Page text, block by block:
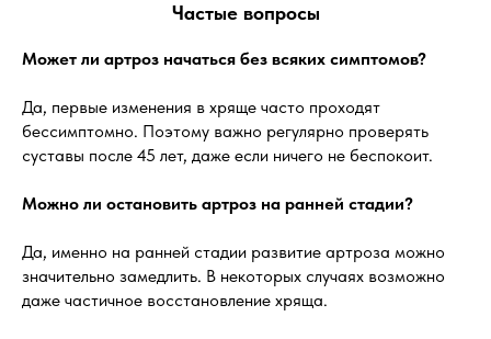
Частые вопросы
Может ли артроз начаться без всяких симптомов?
Да, первые изменения в хряще часто проходят
бессимптомно. Поэтому важно регулярно проверять
суставы после 45 лет, даже если ничего не беспокоит.
Можно ли остановить артроз на ранней стадии?
Да, именно на ранней стадии развитие артроза можно
значительно замедлить. В некоторых случаях возможно
даже частичное восстановление хряща.